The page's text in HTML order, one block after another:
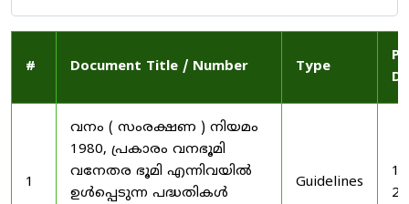
# Document Title / Number Type
1
വനം ( സംരക്ഷണ ) നിയമം
1980, പ്രകാരം വനഭൂമി
വനേതര ഭൂമി എന്നിവയിൽ
ഉൾപ്പെടുന്ന പദ്ധതികൾ
Guidelines